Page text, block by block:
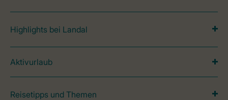
Highlights bei Landal
Aktivurlaub
Reisetipps und Themen